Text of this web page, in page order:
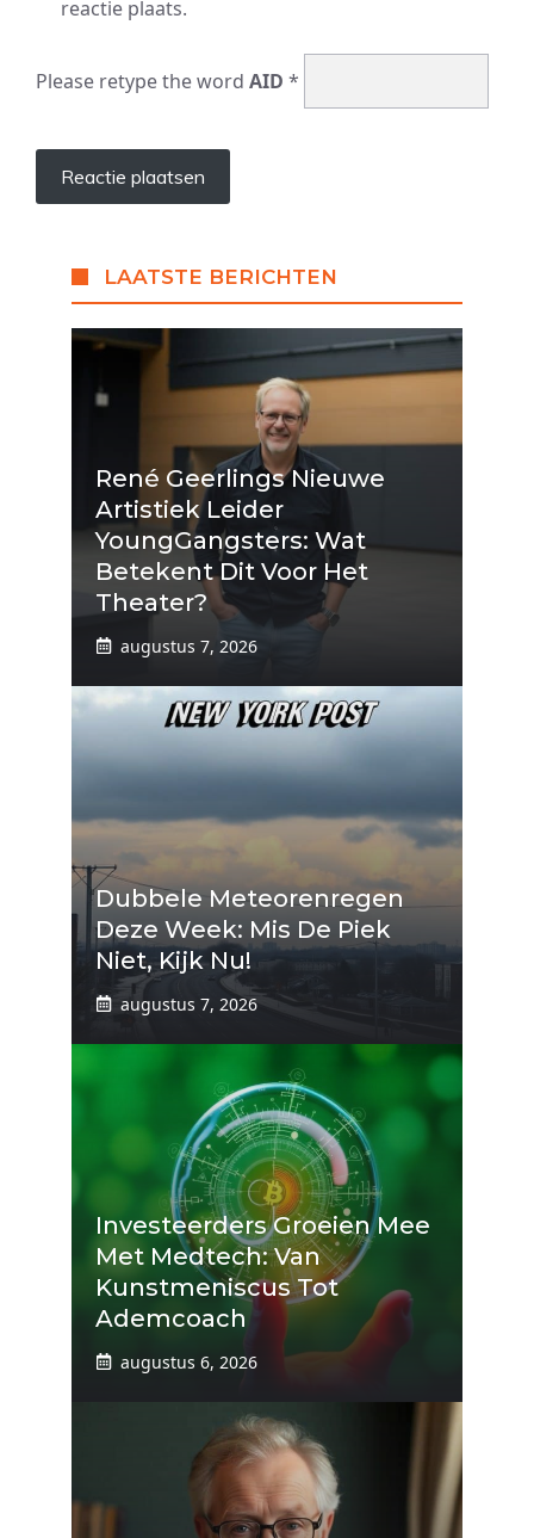
reactie plaats.
Please retype the word AID *
LAATSTE BERICHTEN
René Geerlings Nieuwe
Artistiek Leider
YoungGangsters: Wat
Betekent Dit Voor Het
Theater?
augustus 7, 2026
Dubbele Meteorenregen
Deze Week: Mis De Piek
Niet, Kijk Nu!
augustus 7, 2026
Investeerders Groeien Mee
Met Medtech: Van
Kunstmeniscus Tot
Ademcoach
augustus 6, 2026